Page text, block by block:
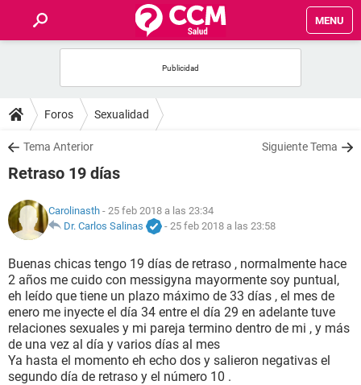
MENU
FOROS
SALUD
NUTRICIÓN
BIENESTAR
SEXUALIDAD
GLOSARIO
Foros Sexualidad
Tema Anterior Siguiente Tema
Retraso 19 días
Carolinasth - 25 feb 2018 a las 23:34
Dr. Carlos Salinas
- 25 feb 2018 a las 23:58
Buenas chicas tengo 19 días de retraso , normalmente hace
2 años me cuido con messigyna mayormente soy puntual,
eh leído que tiene un plazo máximo de 33 días , el mes de
enero me inyecte el día 34 entre el día 29 en adelante tuve
relaciones sexuales y mi pareja termino dentro de mi , y más
de una vez al día y varios días al mes
Ya hasta el momento eh echo dos y salieron negativas el
segundo día de retraso y el número 10 .